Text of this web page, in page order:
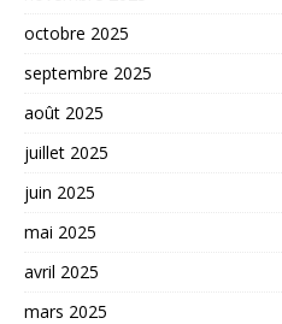
octobre 2025
septembre 2025
août 2025
juillet 2025
juin 2025
mai 2025
avril 2025
mars 2025